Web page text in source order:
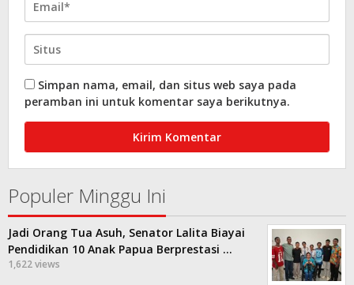
Simpan nama, email, dan situs web saya pada
peramban ini untuk komentar saya berikutnya.
Populer Minggu Ini
Jadi Orang Tua Asuh, Senator Lalita Biayai
Pendidikan 10 Anak Papua Berprestasi …
1,622 views